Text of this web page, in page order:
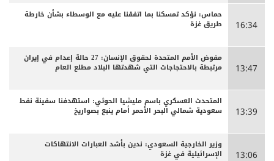
16:34
حماس: نؤكد تمسكنا بما اتفقنا عليه مع الوسطاء بشأن خارطة
طريق غزة
13:47
مفوض الأمم المتحدة لحقوق الإنسان: 27 حالة إعدام في إيران
مرتبطة بالاحتجاجات التي شهدتها البلاد مطلع العام
13:39
المتحدث العسكري باسم مليشيا الحوثي: استهدفنا سفينة نفط
سعودية شمالي البحر الأحمر أمام ينبع بصواريخ
13:06
وزير الخارجية السعودي: ندين بأشد العبارات الانتهاكات
الإسرائيلية في غزة